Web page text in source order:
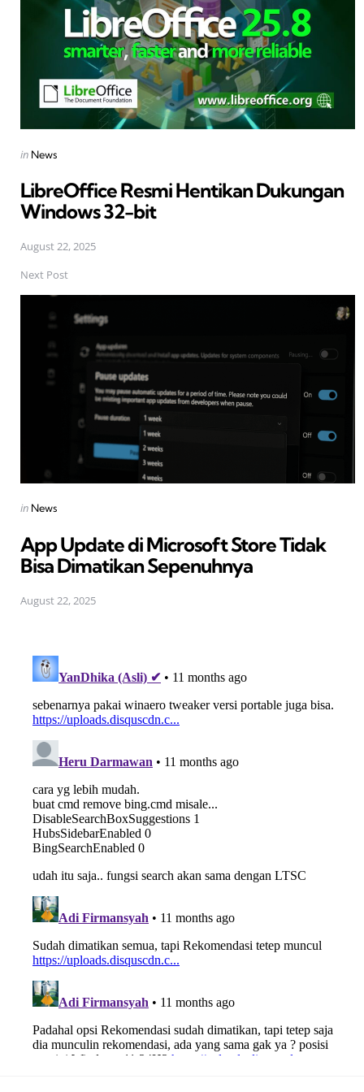
Posted
in News
LibreOffice Resmi Hentikan Dukungan
Windows 32-bit
August 22, 2025
Next Post
Posted
in News
App Update di Microsoft Store Tidak
Bisa Dimatikan Sepenuhnya
August 22, 2025